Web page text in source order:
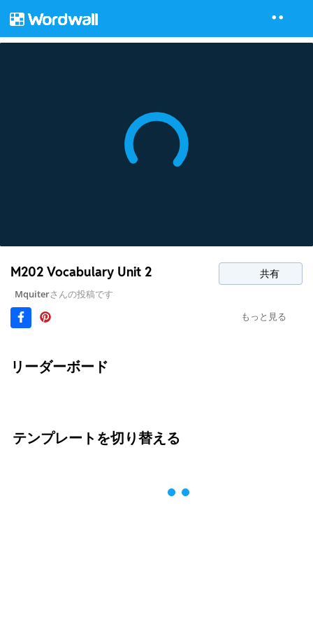
M202 Vocabulary Unit 2 共有
Mquiterさんの投稿です
もっと見る
リーダーボード
テンプレートを切り替える